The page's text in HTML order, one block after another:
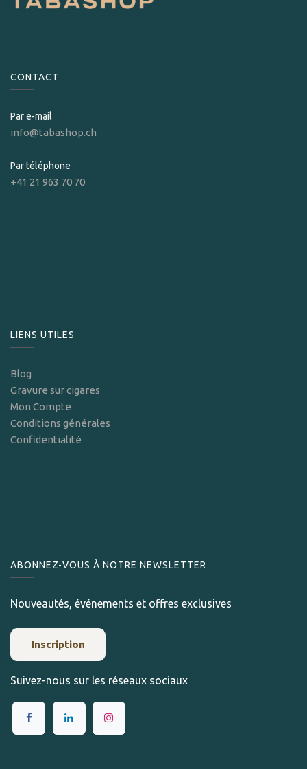
CONTACT
Par e-mail
info@tabashop.ch
Par téléphone
+41 21 963 70 70
LIENS UTILES
Blog
Gravure sur cigares
Mon Compte
Conditions générales
Confidentialité
ABONNEZ-VOUS À NOTRE NEWSLETTER
Nouveautés, événements et offres exclusives
Inscription
Suivez-nous sur les réseaux sociaux